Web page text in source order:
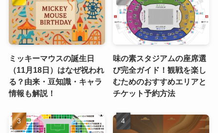
ミッキーマウスの誕生日
（11月18日）はなぜ祝われ
る？由来・豆知識・キャラ
情報も解説！
味の素スタジアムの座席選
び完全ガイド！観戦を楽し
むためのおすすめエリアと
チケット予約方法